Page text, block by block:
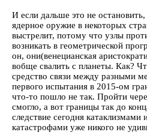
И если дальше это не
ядерное оружие в некоторых
выстрелит, потому что узлы
возникать в геометрической
он, они(венецианская
вобще свалить с планеты. Как?
средство связи между разными
первого испытания в 2015-ом
что-то пошло не так. Пройти
смогло, а вот границы так до
следствие сегодня
катастрофами уже никого не